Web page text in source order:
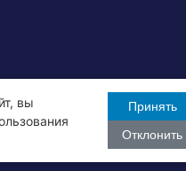
вы
Принять
Отклонить